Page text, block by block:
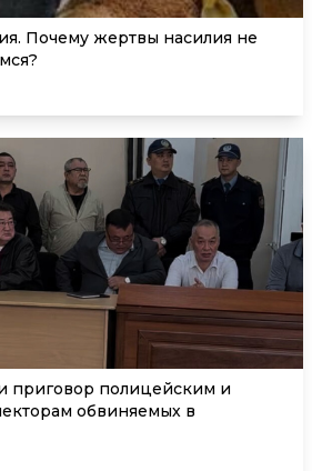
Почему жертвы насилия не
приговор полицейским и
обвиняемых в